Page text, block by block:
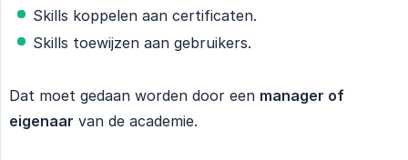
Skills koppelen aan certificaten.
Skills toewijzen aan gebruikers.
Dat moet gedaan worden door een manager of
eigenaar van de academie.